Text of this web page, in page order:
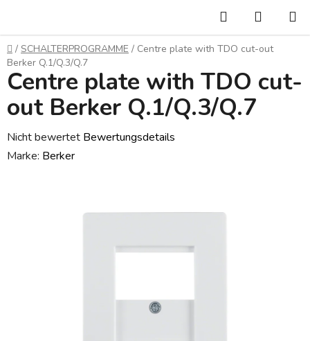
springen
Suchen
Startseite
/ SCHALTERPROGRAMME / Centre plate with TDO cut-out
Berker Q.1/Q.3/Q.7
Centre plate with TDO cut-
out Berker Q.1/Q.3/Q.7
Die
durchschnittliche
Nicht bewertet Bewertungsdetails
Marke: Berker